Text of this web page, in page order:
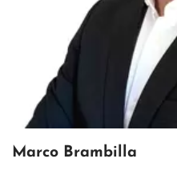
Marco Brambilla